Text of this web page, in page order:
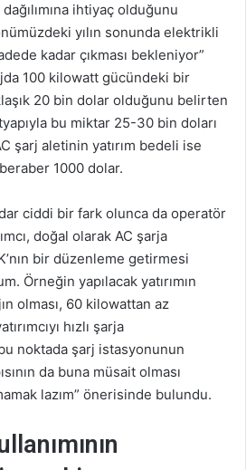
ihtiyaç olduğunu
yılın sonunda elektrikli
kadar çıkması bekleniyor”
100 kilowatt gücündeki bir
20 bin dolar olduğunu belirten
bu miktar 25-30 bin doları
şarj aletinin yatırım bedeli ise
1000 dolar.
ciddi bir fark olunca da operatör
doğal olarak AC şarja
bir düzenleme getirmesi
Örneğin yapılacak yatırımın
olması, 60 kilowattan az
hızlı şarja
noktada şarj istasyonunun
da buna müsait olması
lazım” önerisinde bulundu.